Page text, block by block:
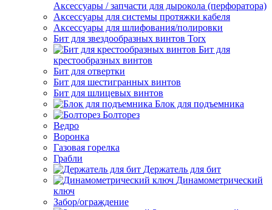
Аксессуары / запчасти для дырокола (перфоратора)
Аксессуары для системы протяжки кабеля
Аксессуары для шлифования/полировки
Бит для звездообразных винтов Torx
Бит для
крестообразных винтов
Бит для отвертки
Бит для шестигранных винтов
Бит для шлицевых винтов
Блок для подъемника
Болторез
Ведро
Воронка
Газовая горелка
Грабли
Держатель для бит
Динамометрический
ключ
Забор/ограждение